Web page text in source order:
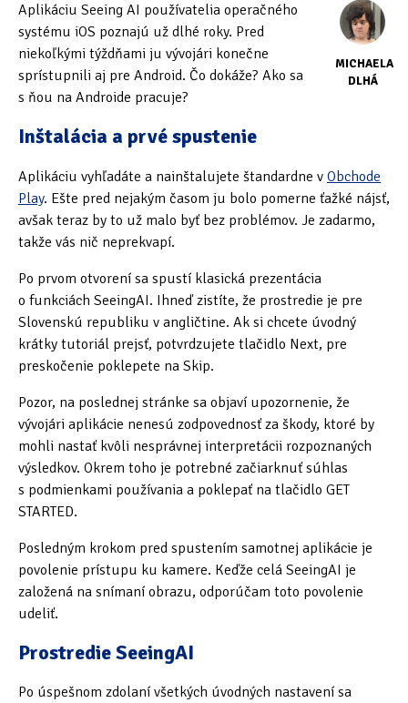
Hledání
Počítače a notebooky(66)
Zápisníky(7)
Názory & zkušenosti(143)
Oficiální materiály(57)
Pozvánky & oznámení(67)
Pracuji sluchem(564)
Pracuji sluchem a hmatem
Pracuji zrakem (456)
Pracuji zrakem a sluchem(515)
Služby(115)
Software(503)
Asistivní software(428)
Běžný software(284)
Tipy & triky
MICHAELA
DLHÁ
Aplikáciu Seeing AI používatelia operačného
systému iOS poznajú už dlhé roky. Pred
niekoľkými týždňami ju vývojári konečne
sprístupnili aj pre Android. Čo dokáže? Ako sa
s ňou na Androide pracuje?
Inštalácia a prvé spustenie
Aplikáciu vyhľadáte a nainštalujete štandardne v Obchode
Play. Ešte pred nejakým časom ju bolo pomerne ťažké nájsť,
avšak teraz by to už malo byť bez problémov. Je zadarmo,
takže vás nič neprekvapí.
Po prvom otvorení sa spustí klasická prezentácia
o funkciách SeeingAI. Ihneď zistíte, že prostredie je pre
Slovenskú republiku v angličtine. Ak si chcete úvodný
krátky tutoriál prejsť, potvrdzujete tlačidlo Next, pre
preskočenie poklepete na Skip.
Pozor, na poslednej stránke sa objaví upozornenie, že
vývojári aplikácie nenesú zodpovednosť za škody, ktoré by
mohli nastať kvôli nesprávnej interpretácii rozpoznaných
výsledkov. Okrem toho je potrebné začiarknuť súhlas
s podmienkami používania a poklepať na tlačidlo GET
STARTED.
Posledným krokom pred spustením samotnej aplikácie je
povolenie prístupu ku kamere. Keďže celá SeeingAI je
založená na snímaní obrazu, odporúčam toto povolenie
udeliť.
Prostredie SeeingAI
Po úspešnom zdolaní všetkých úvodných nastavení sa